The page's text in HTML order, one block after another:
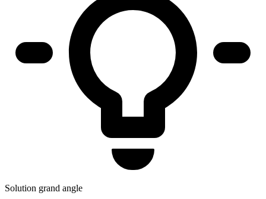
Solution grand angle